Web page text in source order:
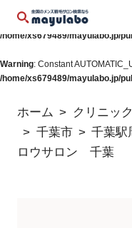
Warning: Constant
/home/xs679489/mayulabo.jp/
Warning: Constant
/home/xs679489/mayulabo.jp/
ホーム クリニック
千葉市
千葉駅
ロウサロン 千葉